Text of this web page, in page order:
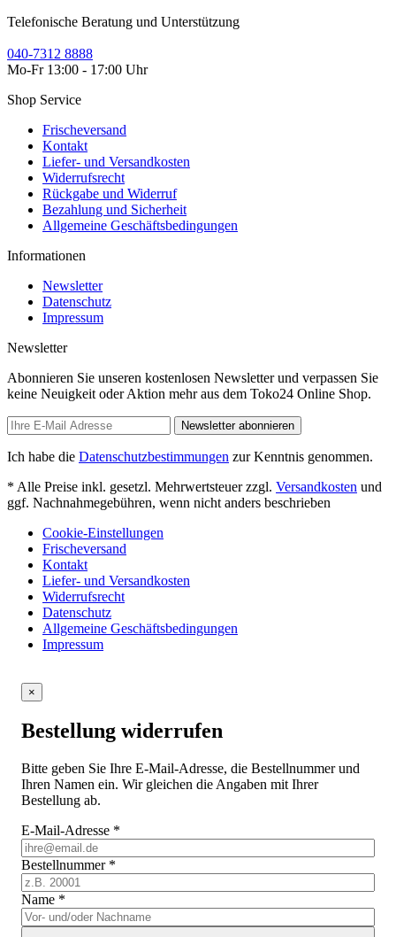
Telefonische Beratung und Unterstützung
040-7312 8888
Mo-Fr 13:00 - 17:00 Uhr
Shop Service
Frischeversand
Kontakt
Liefer- und Versandkosten
Widerrufsrecht
Rückgabe und Widerruf
Bezahlung und Sicherheit
Allgemeine Geschäftsbedingungen
Informationen
Newsletter
Datenschutz
Impressum
Newsletter
Abonnieren Sie unseren kostenlosen Newsletter und verpassen Sie
keine Neuigkeit oder Aktion mehr aus dem Toko24 Online Shop.
Newsletter abonnieren
Ich habe die Datenschutzbestimmungen zur Kenntnis genommen.
* Alle Preise inkl. gesetzl. Mehrwertsteuer zzgl. Versandkosten und
ggf. Nachnahmegebühren, wenn nicht anders beschrieben
Cookie-Einstellungen
Frischeversand
Kontakt
Liefer- und Versandkosten
Widerrufsrecht
Datenschutz
Allgemeine Geschäftsbedingungen
Impressum
×
Bestellung widerrufen
Bitte geben Sie Ihre E-Mail-Adresse, die Bestellnummer und
Ihren Namen ein. Wir gleichen die Angaben mit Ihrer
Bestellung ab.
E-Mail-Adresse *
Bestellnummer *
Name *